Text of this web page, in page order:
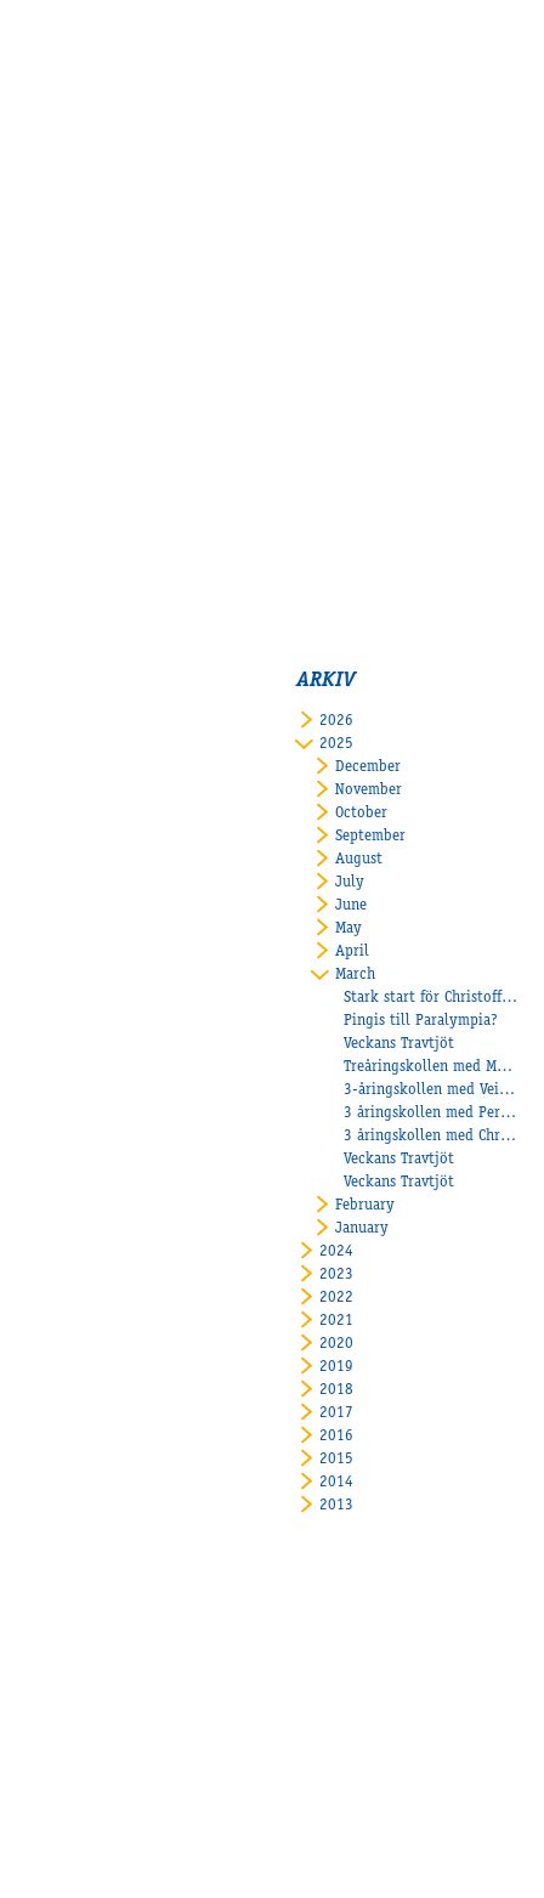
ARKIV
2026
2025
December
November
October
September
August
July
June
May
April
March
Stark start för Christoffer Eriksson under årets första kvartal!
Pingis till Paralympia?
Veckans Travtjöt
Treåringskollen med Maria Törnqvist
3-åringskollen med Veikko Haapakangas
3 åringskollen med Per Henriksen
3 åringskollen med Christoffer Eriksson
Veckans Travtjöt
Veckans Travtjöt
February
January
2024
2023
2022
2021
2020
2019
2018
2017
2016
2015
2014
2013